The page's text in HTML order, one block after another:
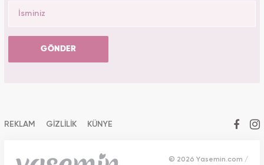
GÖNDER
REKLAM GİZLİLİK KÜNYE
© 2026 Yasemin.com /